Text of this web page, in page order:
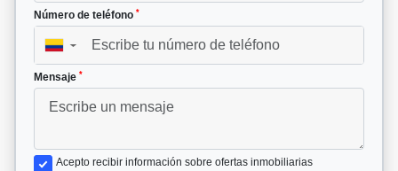
Número de teléfono *
▼
Mensaje *
Acepto recibir información sobre ofertas inmobiliarias